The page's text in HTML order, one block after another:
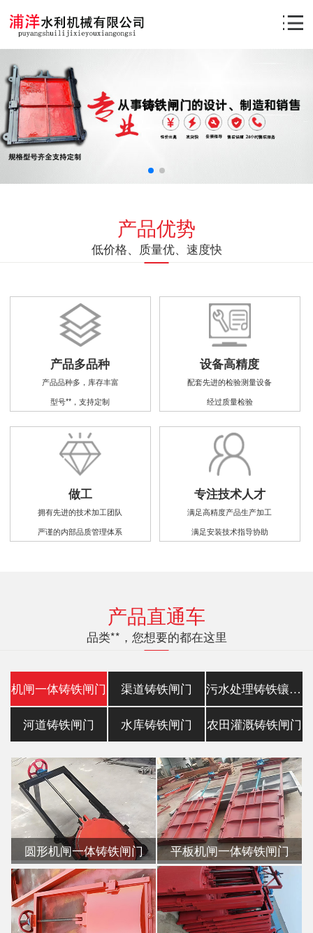
产品优势
低价格、质量优、速度快
产品多品种
产品品种多，库存丰富
型号**，支持定制
设备高精度
配套先进的检验测量设备
经过质量检验
做工
拥有先进的技术加工团队
严谨的内部品质管理体系
专注技术人才
满足高精度产品生产加工
满足安装技术指导协助
产品直通车
品类**，您想要的都在这里
机闸一体铸铁闸门 渠道铸铁闸门 污水处理铸铁镶铜闸门
河道铸铁闸门 水库铸铁闸门 农田灌溉铸铁闸门
圆形机闸一体铸铁闸门 平板机闸一体铸铁闸门